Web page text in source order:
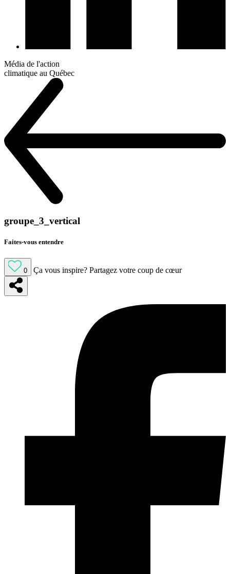
Média de l'action
climatique au Québec
groupe_3_vertical
Faites-vous entendre
0 Ça vous inspire? Partagez votre coup de cœur